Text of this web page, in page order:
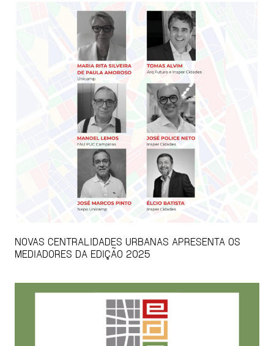
NOVAS CENTRALIDADES URBANAS APRESENTA OS
MEDIADORES DA EDIÇÃO 2025